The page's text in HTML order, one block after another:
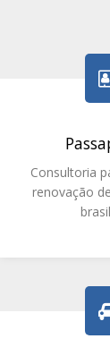
Consultoria
renovação